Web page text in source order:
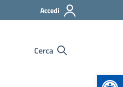
Accedi
Cerca